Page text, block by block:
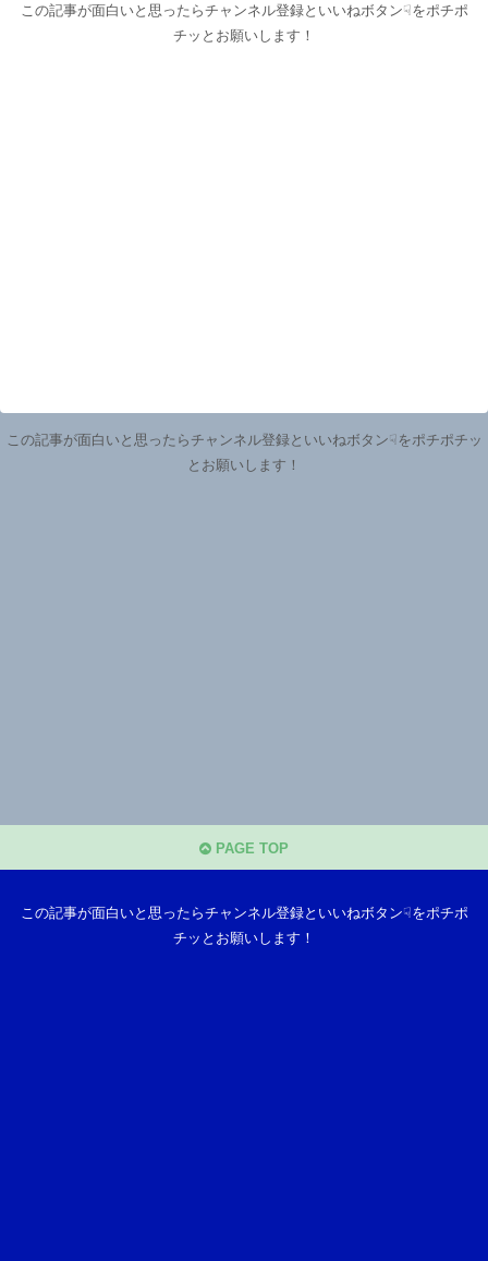
この記事が面白いと思ったらチャンネル登録といいねボタン☟をポチポ
チッとお願いします！
この記事が面白いと思ったらチャンネル登録といいねボタン☟をポチポチッ
とお願いします！
PAGE TOP
この記事が面白いと思ったらチャンネル登録といいねボタン☟をポチポ
チッとお願いします！